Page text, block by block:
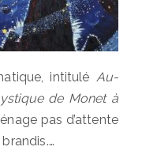
intitulé Au-
de Monet à
pas d’attente